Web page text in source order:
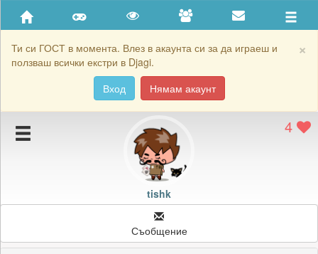
×
Ти си ГОСТ в момента. Влез в акаунта си за да играеш и
ползваш всички екстри в Djagi.
Вход
Нямам акаунт
Приятели
Хронология на игри
Подаръците на tishk 4
tishk
Съобщение